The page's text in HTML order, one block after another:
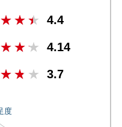
4.4
4.14
3.7